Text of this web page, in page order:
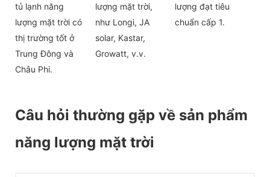
tủ lạnh năng
lượng mặt trời có
thị trường tốt ở
Trung Đông và
Châu Phi.
lượng mặt trời,
như Longi, JA
solar, Kastar,
Growatt, v.v.
lượng đạt tiêu
chuẩn cấp 1.
Câu hỏi thường gặp về sản phẩm
năng lượng mặt trời